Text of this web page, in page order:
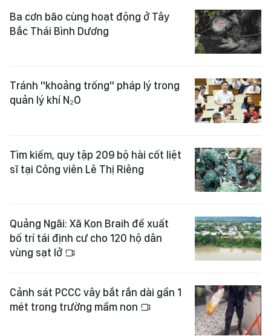
Ba cơn bão cùng hoạt động ở Tây
Bắc Thái Bình Dương
Tránh "khoảng trống" pháp lý trong
quản lý khí N₂O
Tìm kiếm, quy tập 209 bộ hài cốt liệt
sĩ tại Công viên Lê Thị Riêng
Quảng Ngãi: Xã Kon Braih đề xuất
bố trí tái định cư cho 120 hộ dân
vùng sạt lở
Cảnh sát PCCC vây bắt rắn dài gần 1
mét trong trường mầm non